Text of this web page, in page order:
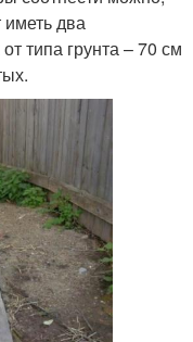
два
типа грунта – 70 см